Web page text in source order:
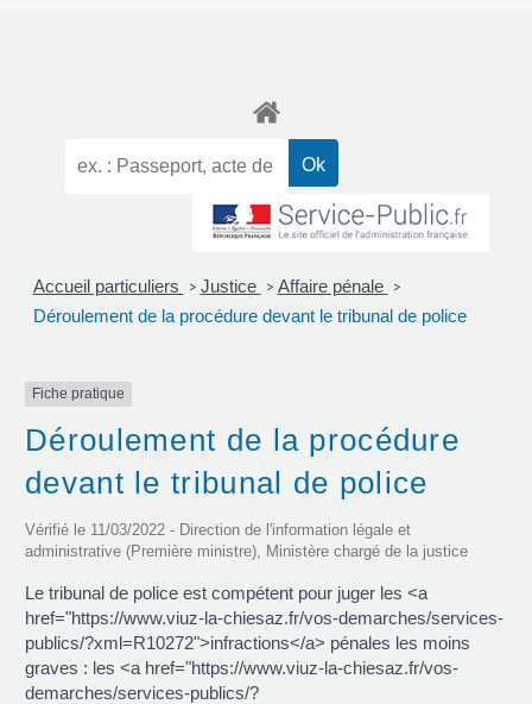
Accueil particuliers > Justice > Affaire pénale >
Déroulement de la procédure devant le tribunal de police
Fiche pratique
Déroulement de la procédure
devant le tribunal de police
Vérifié le 11/03/2022 - Direction de l'information légale et
administrative (Première ministre), Ministère chargé de la justice
Le tribunal de police est compétent pour juger les <a
href="https://www.viuz-la-chiesaz.fr/vos-demarches/services-
publics/?xml=R10272">infractions</a> pénales les moins
graves : les <a href="https://www.viuz-la-chiesaz.fr/vos-
demarches/services-publics/?